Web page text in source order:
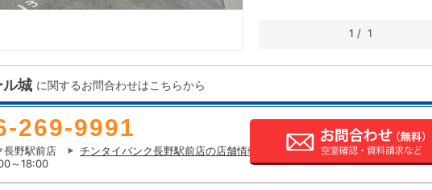
1 / 1
城 に関するお問合わせはこちらから
269-9991
長野駅前店
チンタイバンク長野駅前店の店舗情報
～18:00